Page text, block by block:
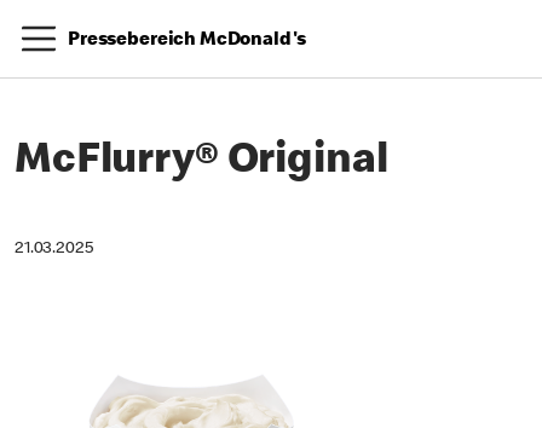
Pressebereich McDonald's
McFlurry® Original
21.03.2025